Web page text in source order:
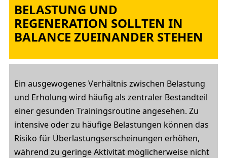
BELASTUNG UND
REGENERATION SOLLTEN IN
BALANCE ZUEINANDER STEHEN
Ein ausgewogenes Verhältnis zwischen Belastung
und Erholung wird häufig als zentraler Bestandteil
einer gesunden Trainingsroutine angesehen. Zu
intensive oder zu häufige Belastungen können das
Risiko für Überlastungserscheinungen erhöhen,
während zu geringe Aktivität möglicherweise nicht